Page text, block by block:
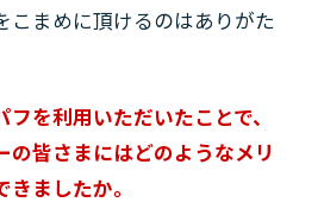
こまめに頂けるのはありがた
フを利用いただいたことで、
の皆さまにはどのようなメリ
ましたか。